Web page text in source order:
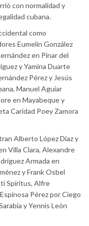
con normalidad y
cubana.
como
Eumelin González
en Pinar del
y Yamina Duarte
Pérez y Jesús
Manuel Aguiar
en Mayabeque y
Caridad Poey Zamora
Alberto López Díaz y
Villa Clara, Alexandre
Armada en
y Frank Osbel
Spíritus, Alfre
Pérez por Ciego
y Yennis León